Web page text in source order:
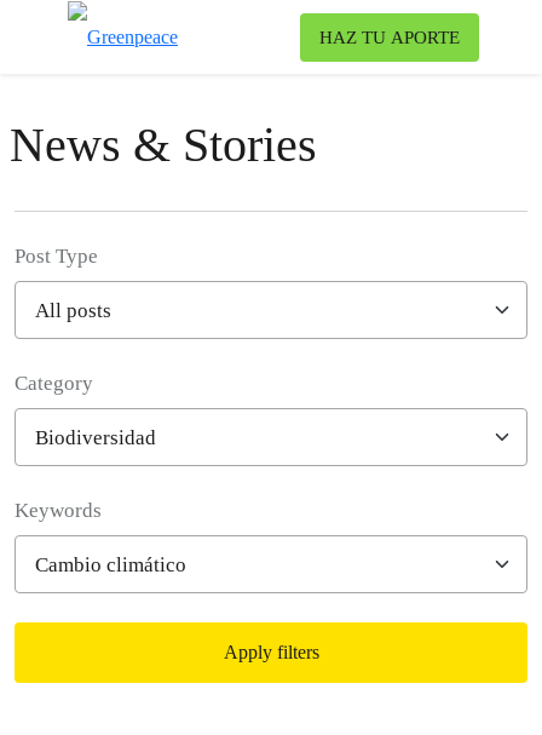
HAZ TU APORTE
News & Stories
Post Type
Category
Keywords
Apply filters